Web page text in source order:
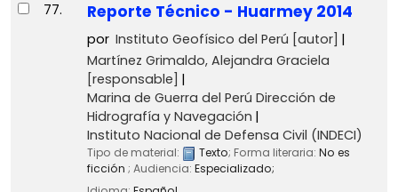
77. Reporte Técnico - Huarmey 2014
por Instituto Geofísico del Perú [autor]
Martínez Grimaldo, Alejandra Graciela
[responsable]
Marina de Guerra del Perú Dirección de
Hidrografía y Navegación
Instituto Nacional de Defensa Civil (INDECI)
Tipo de material: Texto; Forma literaria: No es
ficción ; Audiencia: Especializado;